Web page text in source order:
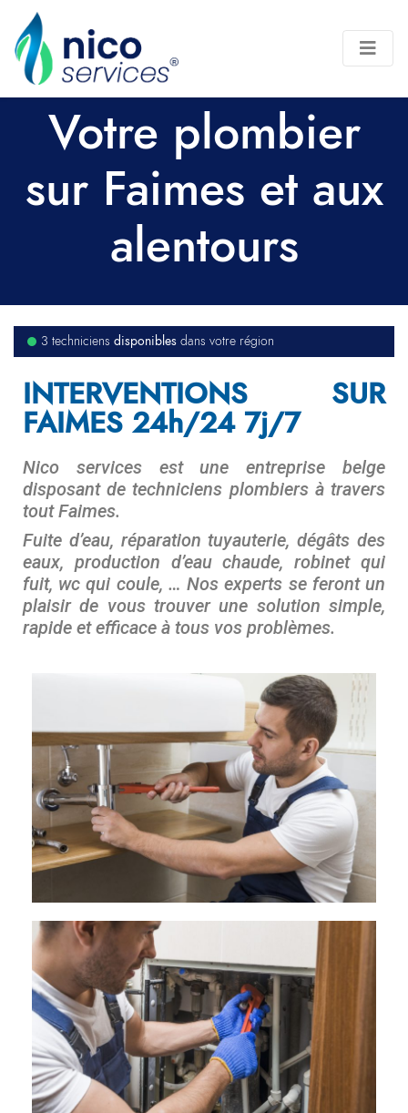
Votre plombier
sur Faimes et aux
alentours
3 techniciensdisponibles dans votre région
INTERVENTIONS SUR
FAIMES 24h/24 7j/7
Nico services est une entreprise belge
disposant de techniciens plombiers à travers
tout Faimes.
Fuite d’eau, réparation tuyauterie, dégâts des
eaux, production d’eau chaude, robinet qui
fuit, wc qui coule, … Nos experts se feront un
plaisir de vous trouver une solution simple,
rapide et efficace à tous vos problèmes.